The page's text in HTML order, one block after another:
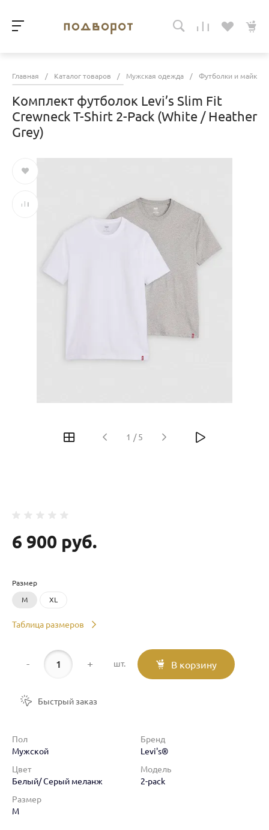
Главная / Каталог товаров / Мужская одежда / Футболки и майки
Комплект футболок Levi’s Slim Fit
Crewneck T-Shirt 2-Pack (White / Heather
Grey)
1 / 5
6 900 руб.
Размер
M XL
Таблица размеров
- + шт. В корзину
Быстрый заказ
Пол
Мужской
Бренд
Levi's®
Цвет
Белый/ Серый меланж
Модель
2-pack
Размер
M